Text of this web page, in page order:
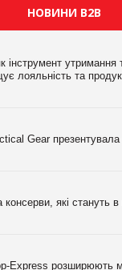
НОВИНИ B2B
інструмент утримання
лояльність та
Gear презентувала
консерви, які стануть
Express розширюють